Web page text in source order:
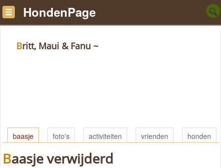
HondenPage
Britt, Maui & Fanu ~
baasje foto's activiteiten vrienden honden
Baasje verwijderd